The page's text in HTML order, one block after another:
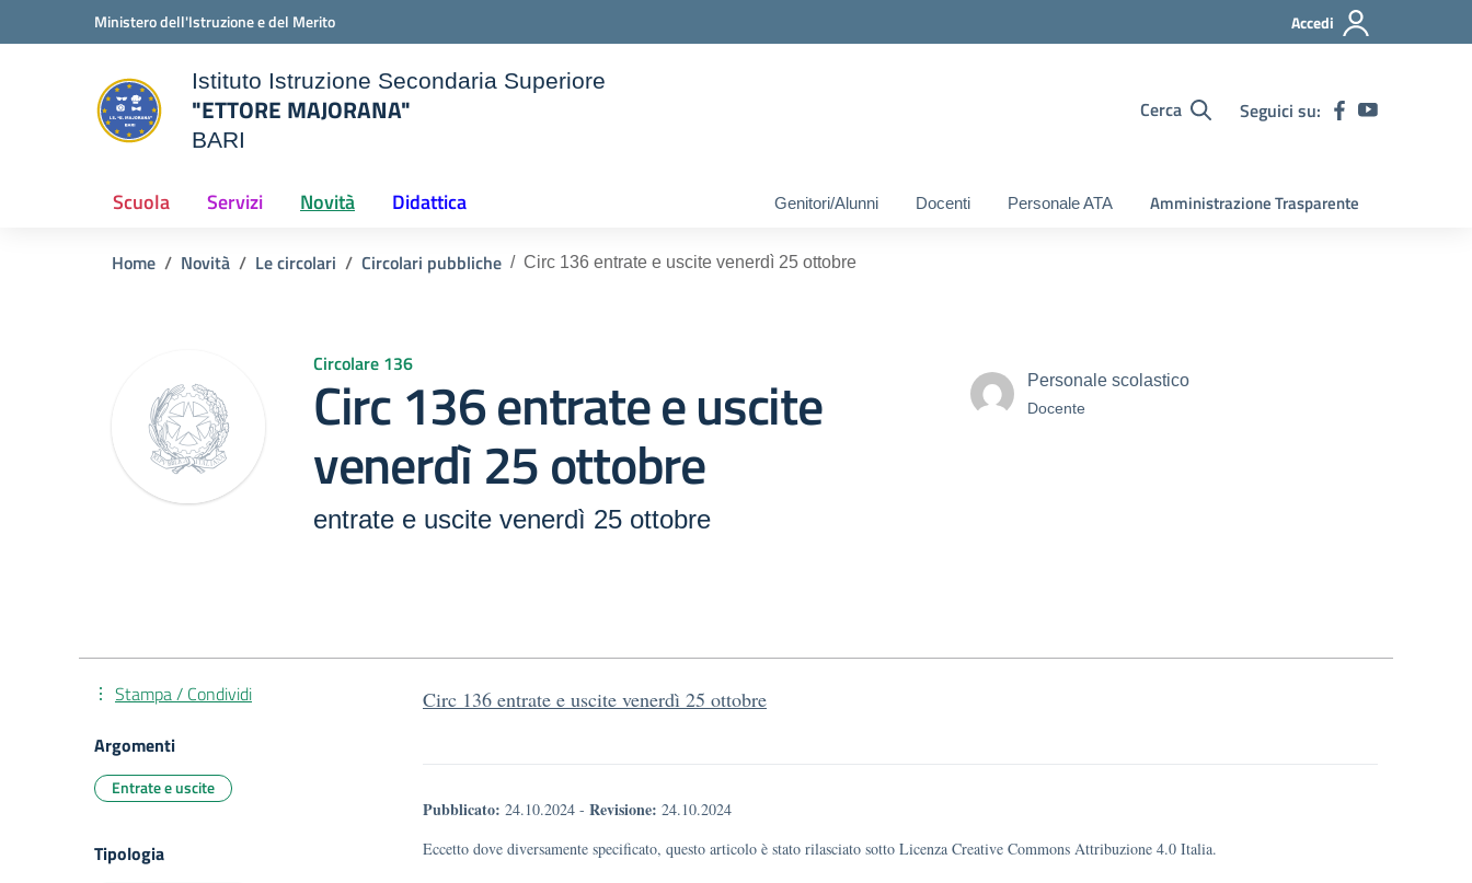
Vai ai contenuti
Vai al menu di navigazioneMinistero dell'Istruzione e del Merito Accedi
scuola
Istituto Istruzione Secondaria Superiore
"ETTORE MAJORANA"
BARI
Cerca Seguici su:
Scuola Servizi Novità Didattica Genitori/Alunni Docenti Personale ATA Amministrazione Trasparente
Home Novità Le circolari Circolari pubbliche Circ 136 entrate e uscite venerdì 25 ottobre
Circolare 136
Circ 136 entrate e uscite
venerdì 25 ottobre
entrate e uscite venerdì 25 ottobre
Personale scolastico
Docente
Circ 136 entrate e uscite venerdì 25 ottobre
Pubblicato: 24.10.2024 - Revisione: 24.10.2024
Eccetto dove diversamente specificato, questo articolo è stato rilasciato sotto Licenza Creative Commons Attribuzione 4.0 Italia.
Stampa / Condividi
Argomenti
Entrate e uscite
Tipologia